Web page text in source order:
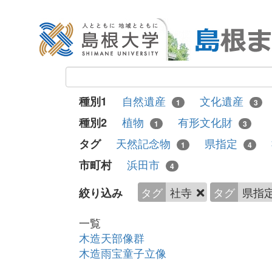
種別1 自然遺産 1 文化遺産 3
種別2 植物 1 有形文化財 3
タグ 天然記念物 1 県指定 4
市町村
浜田市 4
絞り込み タグ 社寺 タグ 県指
一覧
木造天部像群
木造雨宝童子立像